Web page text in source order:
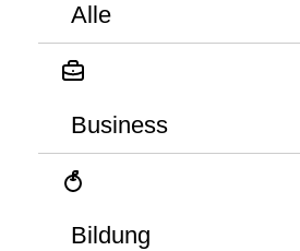
Alle
Business
Bildung